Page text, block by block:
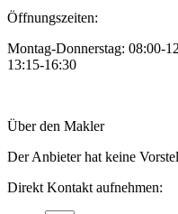
Öffnungszeiten:
Montag-Donnerstag: 08:00-
13:15-16:30
Über den Makler
Der Anbieter hat keine
Direkt Kontakt aufnehmen: